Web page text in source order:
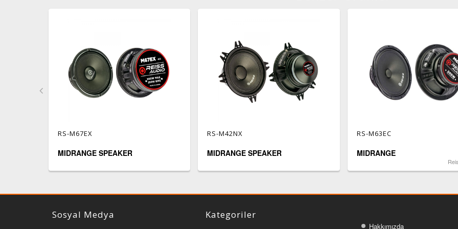
RS-M67EX
MIDRANGE SPEAKER
RS-M42NX
MIDRANGE SPEAKER
RS-M63EC
MIDRANGE
Sosyal Medya Kategoriler
Hakkımızda